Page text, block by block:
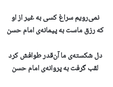
نمی‌رویم سراغ کسی به غیر از او
که رزق ماست به پیمانه‌ی امام حسن
دل شکسته‌ی ما آن‌قدر طوافش کرد
لقب گرفت به پروانه‌ی امام حسن